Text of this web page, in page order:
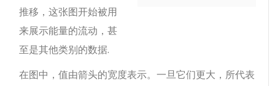
推移，这张图开始被用
来展示能量的流动，甚
至是其他类别的数据.
在图中，值由箭头的宽度表示。一旦它们更大，所代表